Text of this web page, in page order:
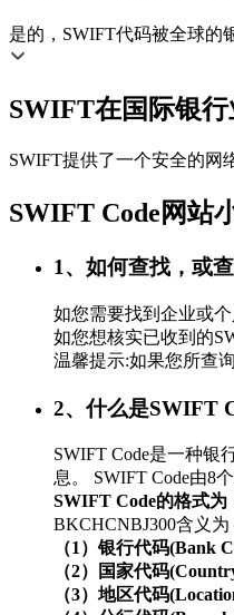
是的，SWIFT代码被全球的
SWIFT在国际银
SWIFT提供了一个安全的网
SWIFT Code网站
1、如何查找，或
如您需要找到企业或
如您想核实已收到的
温馨提示:如果您所查
2、什么是SWIFT
SWIFT Code是一种
息。 SWIFT Code由8
SWIFT Code的格式
BKCHCNBJ300含义
（1）银行代码(Bank
（2）国家代码
（3）地区代码